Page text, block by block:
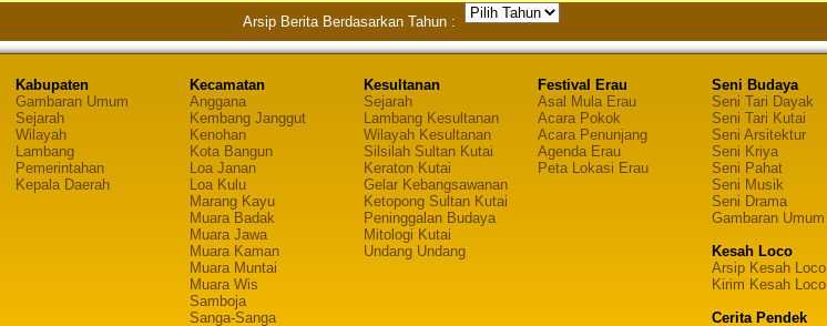
Arsip Berita Berdasarkan Tahun :
Kabupaten
Gambaran Umum
Sejarah
Wilayah
Lambang
Pemerintahan
Kepala Daerah
Kecamatan
Anggana
Kembang Janggut
Kenohan
Kota Bangun
Loa Janan
Loa Kulu
Marang Kayu
Muara Badak
Muara Jawa
Muara Kaman
Muara Muntai
Muara Wis
Samboja
Sanga-Sanga
Kesultanan
Sejarah
Lambang Kesultanan
Wilayah Kesultanan
Silsilah Sultan Kutai
Keraton Kutai
Gelar Kebangsawanan
Ketopong Sultan Kutai
Peninggalan Budaya
Mitologi Kutai
Undang Undang
Festival Erau
Asal Mula Erau
Acara Pokok
Acara Penunjang
Agenda Erau
Peta Lokasi Erau
Seni Budaya
Seni Tari Dayak
Seni Tari Kutai
Seni Arsitektur
Seni Kriya
Seni Pahat
Seni Musik
Seni Drama
Gambaran Umum
Kesah Loco
Arsip Kesah Loco
Kirim Kesah Loco
Cerita Pendek